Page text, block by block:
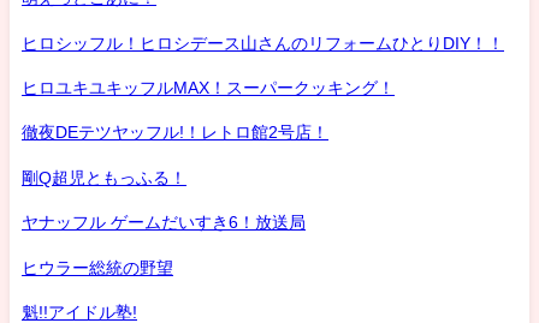
ヒロシッフル！ヒロシデース山さんのリフォームひとりDIY！！
ヒロユキユキッフルMAX！スーパークッキング！
徹夜DEテツヤッフル!！レトロ館2号店！
剛Q超児ともっふる！
ヤナッフル ゲームだいすき6！放送局
ヒウラー総統の野望
魁!!アイドル塾!